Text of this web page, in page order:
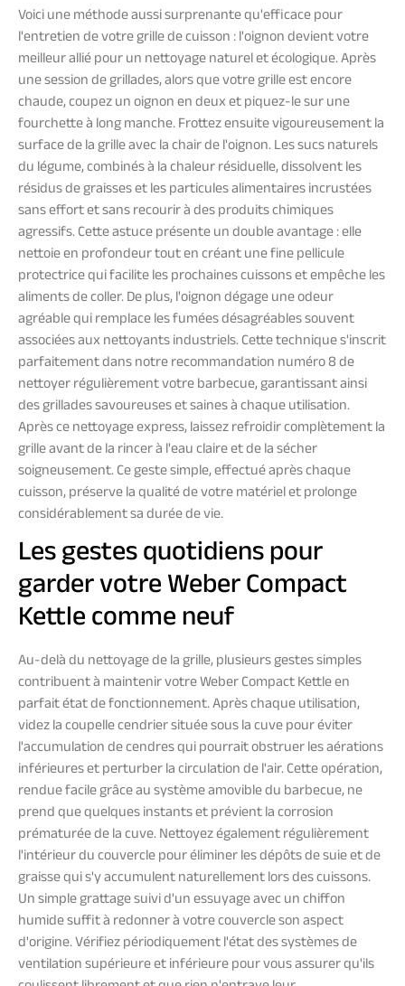
Voici une méthode aussi surprenante qu'efficace pour
l'entretien de votre grille de cuisson : l'oignon devient votre
meilleur allié pour un nettoyage naturel et écologique. Après
une session de grillades, alors que votre grille est encore
chaude, coupez un oignon en deux et piquez-le sur une
fourchette à long manche. Frottez ensuite vigoureusement la
surface de la grille avec la chair de l'oignon. Les sucs naturels
du légume, combinés à la chaleur résiduelle, dissolvent les
résidus de graisses et les particules alimentaires incrustées
sans effort et sans recourir à des produits chimiques
agressifs. Cette astuce présente un double avantage : elle
nettoie en profondeur tout en créant une fine pellicule
protectrice qui facilite les prochaines cuissons et empêche les
aliments de coller. De plus, l'oignon dégage une odeur
agréable qui remplace les fumées désagréables souvent
associées aux nettoyants industriels. Cette technique s'inscrit
parfaitement dans notre recommandation numéro 8 de
nettoyer régulièrement votre barbecue, garantissant ainsi
des grillades savoureuses et saines à chaque utilisation.
Après ce nettoyage express, laissez refroidir complètement la
grille avant de la rincer à l'eau claire et de la sécher
soigneusement. Ce geste simple, effectué après chaque
cuisson, préserve la qualité de votre matériel et prolonge
considérablement sa durée de vie.
Les gestes quotidiens pour
garder votre Weber Compact
Kettle comme neuf
Au-delà du nettoyage de la grille, plusieurs gestes simples
contribuent à maintenir votre Weber Compact Kettle en
parfait état de fonctionnement. Après chaque utilisation,
videz la coupelle cendrier située sous la cuve pour éviter
l'accumulation de cendres qui pourrait obstruer les aérations
inférieures et perturber la circulation de l'air. Cette opération,
rendue facile grâce au système amovible du barbecue, ne
prend que quelques instants et prévient la corrosion
prématurée de la cuve. Nettoyez également régulièrement
l'intérieur du couvercle pour éliminer les dépôts de suie et de
graisse qui s'y accumulent naturellement lors des cuissons.
Un simple grattage suivi d'un essuyage avec un chiffon
humide suffit à redonner à votre couvercle son aspect
d'origine. Vérifiez périodiquement l'état des systèmes de
ventilation supérieure et inférieure pour vous assurer qu'ils